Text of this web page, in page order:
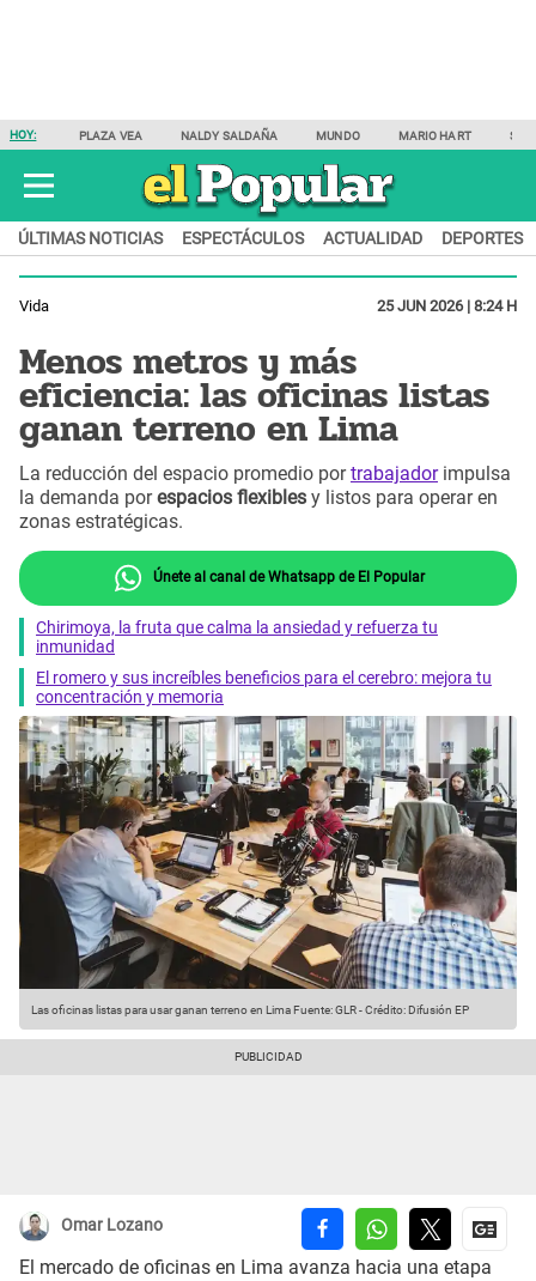
HOY: PLAZA VEA NALDY SALDAÑA MUNDO MARIO HART
ÚLTIMAS NOTICIAS ESPECTÁCULOS ACTUALIDAD DEPORTES
Vida 25 JUN 2026 | 8:24 H
Menos metros y más
eficiencia: las oficinas listas
ganan terreno en Lima
La reducción del espacio promedio portrabajadorimpulsa
la demanda porespacios flexibles y listos para operar en
zonas estratégicas.
Únete al canal de Whatsapp de El Popular
Chirimoya, la fruta que calma la ansiedad y refuerza tu
inmunidad
El romero y sus increíbles beneficios para el cerebro: mejora tu
concentración y memoria
Las oficinas listas para usar ganan terreno en LimaFuente: GLR-Crédito: Difusión EP
Omar Lozano
El mercado de oficinas en Lima avanza hacia una etapa